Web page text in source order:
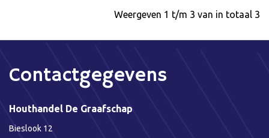
Weergeven 1 t/m 3 van in totaal 3
Contactgegevens
Houthandel De Graafschap
Bieslook 12